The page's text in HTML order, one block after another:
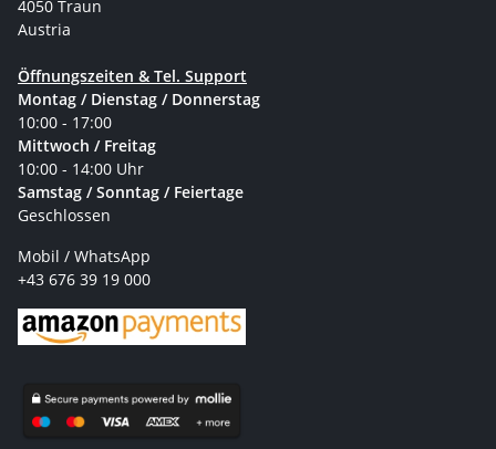
4050 Traun
Austria
Öffnungszeiten & Tel. Support
Montag / Dienstag / Donnerstag
10:00 - 17:00
Mittwoch / Freitag
10:00 - 14:00 Uhr
Samstag / Sonntag / Feiertage
Geschlossen
Mobil / WhatsApp
+43 676 39 19 000